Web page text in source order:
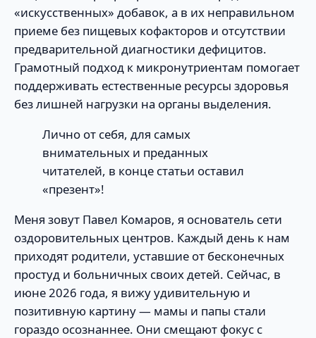
«искусственных» добавок, а в их неправильном
приеме без пищевых кофакторов и отсутствии
предварительной диагностики дефицитов.
Грамотный подход к микронутриентам помогает
поддерживать естественные ресурсы здоровья
без лишней нагрузки на органы выделения.
Лично от себя, для самых
внимательных и преданных
читателей, в конце статьи оставил
«презент»!
Меня зовут Павел Комаров, я основатель сети
оздоровительных центров. Каждый день к нам
приходят родители, уставшие от бесконечных
простуд и больничных своих детей. Сейчас, в
июне 2026 года, я вижу удивительную и
позитивную картину — мамы и папы стали
гораздо осознаннее. Они смещают фокус с